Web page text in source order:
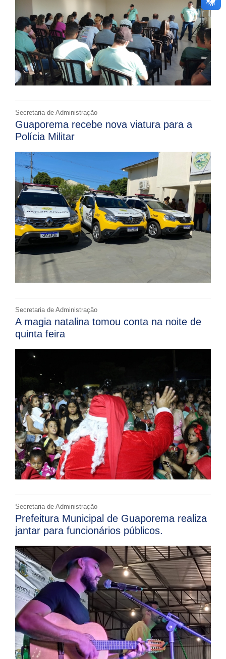
Secretaria de Administração
Guaporema recebe nova viatura para a
Polícia Militar
Secretaria de Administração
A magia natalina tomou conta na noite de
quinta feira
Secretaria de Administração
Prefeitura Municipal de Guaporema realiza
jantar para funcionários públicos.